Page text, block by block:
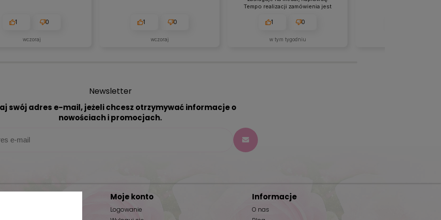
1 0
wczoraj
1 0
wczoraj
Tempo realizacji zamówienia jest
klienta, towar pierwsza klasa,
czasie.
1 0
w tym tygodniu
Newsletter
swój adres e-mail, jeżeli chcesz otrzymywać informacje o
nowościach i promocjach.
Moje konto
Logowanie
Informacje
O nas